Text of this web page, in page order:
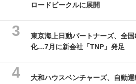
ロードビークルに展開
東京海上日動パートナーズ、全
化…7月に新会社「TNP」発足
大和ハウスベンチャーズ、自動